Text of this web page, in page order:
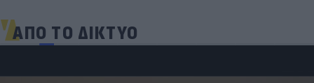
ΑΠΟ ΤΟ ΔΙΚΤΥΟ